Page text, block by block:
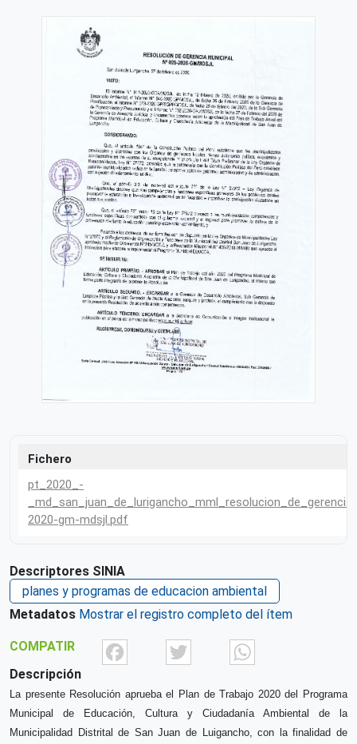
Fichero
pt_2020_-
2020-gm-mdsjl.pdf
Descriptores SINIA
planes y programas de educacion ambiental
Metadatos Mostrar el registro completo del ítem
COMPATIR FacebookTwitter
Descripción
La presente Resolución apruebael Plan de Trabajo 2020 del
Programa
Municipal de Educación, Cultura y Ciudadanía Ambiental de la
Municipalidad Distrital de San Juan de Luigancho,
con la finalidad de